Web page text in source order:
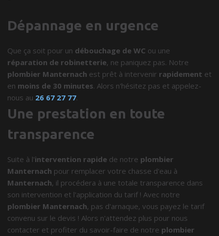
Dépannage en urgence
Que ça soit pour un débouchage de WC ou une
réparation de robinetterie, ne paniquez pas. Notre
plombier Manternach est prêt à intervenir rapidement et
en moins de 30 minutes. Alors n'hésitez pas et appelez-
nous au 26 67 27 77.
Une prestation en toute
transparence
Suite à l'intervention rapide de notre plombier
Manternach pour remplacer votre chasse d'eau à
Manternach, il procédera à une totale transparence dans
son intervention et l'application du tarif ! Avec notre
plombier Manternach, pas d'arnaque, vous payez le tarif
convenu sur le devis ! Alors n'attendez plus pour nous
contacter et profiter du savoir-faire de notre plombier